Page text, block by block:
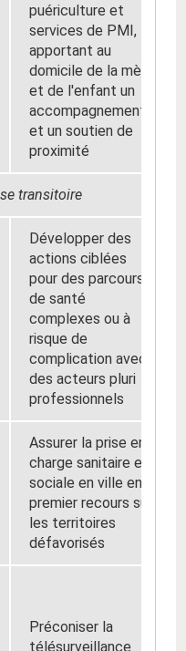
puériculture et
services de PMI,
apportant au
domicile de la mère
et de l'enfant un
accompagnement
et un soutien de
proximité
transitoire
Développer des
actions ciblées
pour des parcours
de santé
complexes ou à
risque de
complication avec
des acteurs pluri
professionnels
Assurer la prise en
charge sanitaire et
sociale en ville en
premier recours sur
les territoires
défavorisés
Préconiser la
télésurveillance